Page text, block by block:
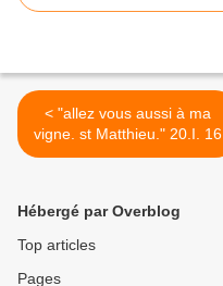
< "allez vous aussi à ma
vigne. st Matthieu." 20.I. 16
Hébergé par Overblog
Top articles
Pages